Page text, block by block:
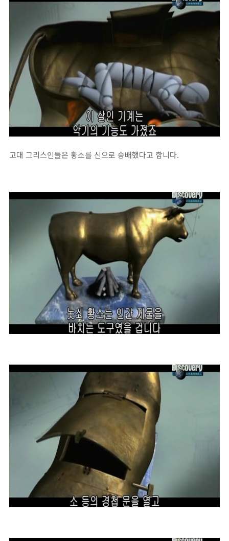
고대 그리스인들은 황소를 신으로 숭배했다고 합니다.